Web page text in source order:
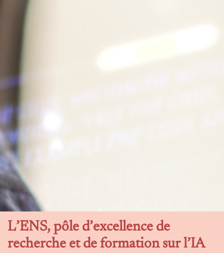
L’ENS, pôle d’excellence de
recherche et de formation sur l’IA